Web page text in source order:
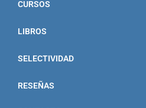
CURSOS
LIBROS
SELECTIVIDAD
RESEÑAS